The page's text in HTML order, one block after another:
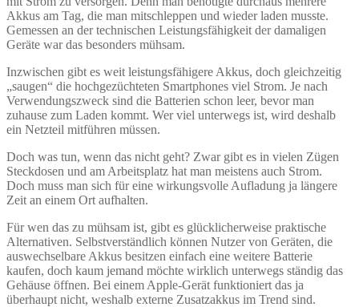
Akkus am Tag, die man mitschleppen und wieder laden musste.
Gemessen an der technischen Leistungsfähigkeit der damaligen
Geräte war das besonders mühsam.
Inzwischen gibt es weit leistungsfähigere Akkus, doch gleichzeitig
„saugen“ die hochgezüchteten Smartphones viel Strom. Je nach
Verwendungszweck sind die Batterien schon leer, bevor man
zuhause zum Laden kommt. Wer viel unterwegs ist, wird deshalb
ein Netzteil mitführen müssen.
Doch was tun, wenn das nicht geht? Zwar gibt es in vielen Zügen
Steckdosen und am Arbeitsplatz hat man meistens auch Strom.
Doch muss man sich für eine wirkungsvolle Aufladung ja längere
Zeit an einem Ort aufhalten.
Für wen das zu mühsam ist, gibt es glücklicherweise praktische
Alternativen. Selbstverständlich können Nutzer von Geräten, die
auswechselbare Akkus besitzen einfach eine weitere Batterie
kaufen, doch kaum jemand möchte wirklich unterwegs ständig das
Gehäuse öffnen. Bei einem Apple-Gerät funktioniert das ja
überhaupt nicht, weshalb externe Zusatzakkus im Trend sind.